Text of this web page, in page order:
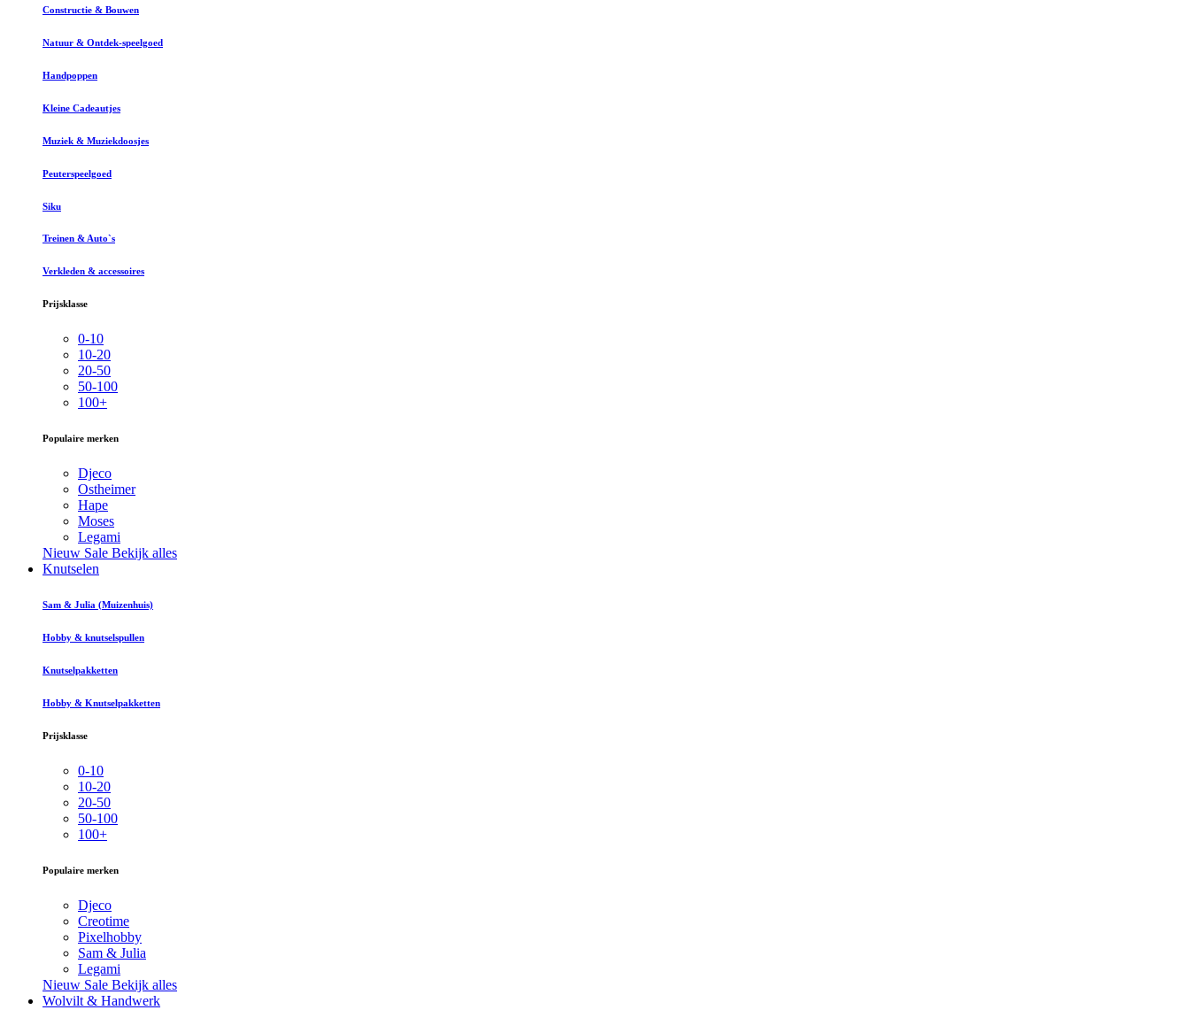
Constructie & Bouwen
Natuur & Ontdek-speelgoed
Handpoppen
Kleine Cadeautjes
Muziek & Muziekdoosjes
Peuterspeelgoed
Siku
Treinen & Auto`s
Verkleden & accessoires
Prijsklasse
0-10
10-20
20-50
50-100
100+
Populaire merken
Djeco
Ostheimer
Hape
Moses
Legami
Nieuw Sale Bekijk alles
Knutselen
Sam & Julia (Muizenhuis)
Hobby & knutselspullen
Knutselpakketten
Hobby & Knutselpakketten
Prijsklasse
0-10
10-20
20-50
50-100
100+
Populaire merken
Djeco
Creotime
Pixelhobby
Sam & Julia
Legami
Nieuw Sale Bekijk alles
Wolvilt & Handwerk